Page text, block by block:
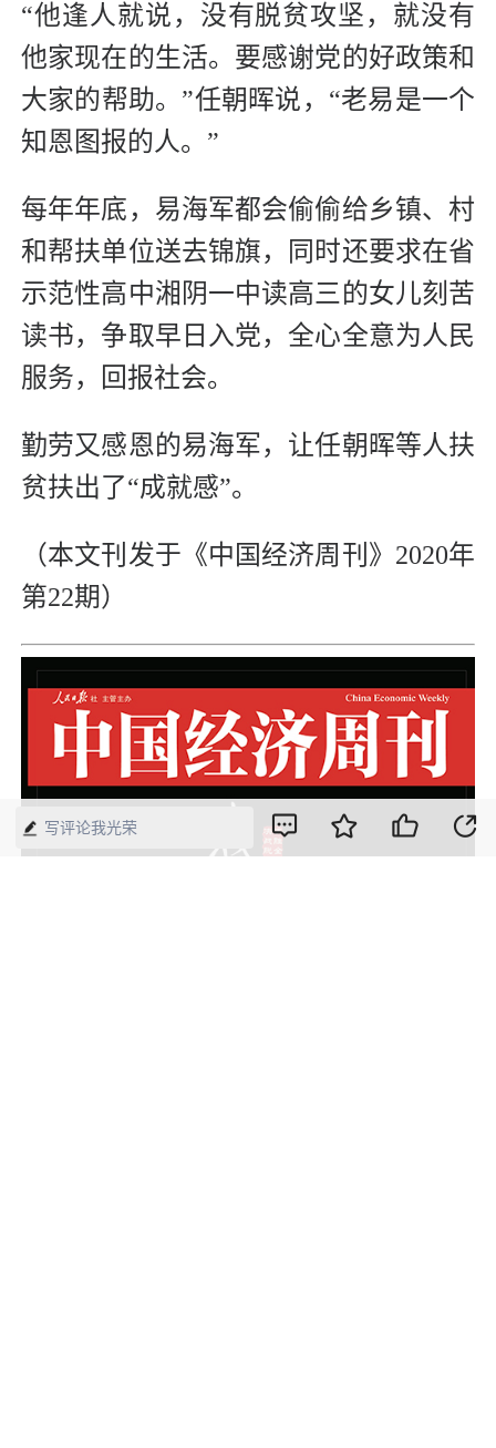
“他逢人就说，没有脱贫攻坚，就没有
他家现在的生活。要感谢党的好政策和
大家的帮助。”任朝晖说，“老易是一个
知恩图报的人。”
每年年底，易海军都会偷偷给乡镇、村
和帮扶单位送去锦旗，同时还要求在省
示范性高中湘阴一中读高三的女儿刻苦
读书，争取早日入党，全心全意为人民
服务，回报社会。
勤劳又感恩的易海军，让任朝晖等人扶
贫扶出了“成就感”。
（本文刊发于《中国经济周刊》2020年
第22期）
写评论我光荣